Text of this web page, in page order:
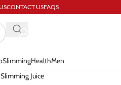
CONTACT USFAQS
SlimmingHealthMen
Juice